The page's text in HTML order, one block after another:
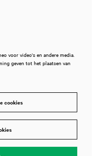
voor video's en andere media.
geven tot het plaatsen van
cookies